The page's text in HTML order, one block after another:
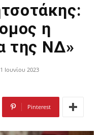
η
της ΝΔ»
Ιουνίου 2023
Pinterest